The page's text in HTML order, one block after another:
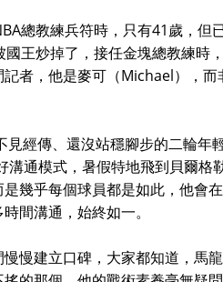
總教練兵符時，只有41歲，但
王炒掉了，接任金塊總教練時
者，他是麥可（Michael），而
經傳、還沒站穩腳步的二輪年
溝通模式，暑假特地飛到貝爾格
幾乎每個球員都是如此，他會
間溝通，始終如一。
慢建立口碑，大家都知道，馬